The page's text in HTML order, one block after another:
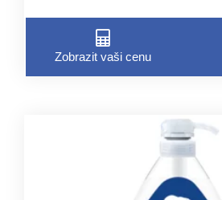
Zobrazit vaši cenu